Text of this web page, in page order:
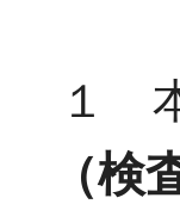
１
（検